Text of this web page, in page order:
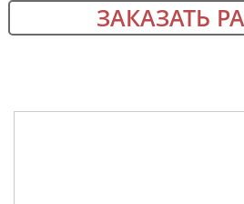
ЗАКАЗАТЬ